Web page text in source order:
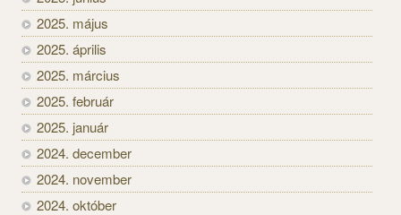
2025. május
2025. április
2025. március
2025. február
2025. január
2024. december
2024. november
2024. október